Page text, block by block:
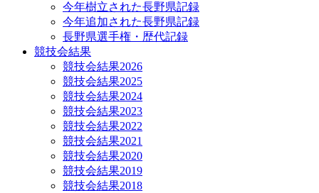
今年樹立された長野県記録
今年追加された長野県記録
長野県選手権・歴代記録
競技会結果
競技会結果2026
競技会結果2025
競技会結果2024
競技会結果2023
競技会結果2022
競技会結果2021
競技会結果2020
競技会結果2019
競技会結果2018